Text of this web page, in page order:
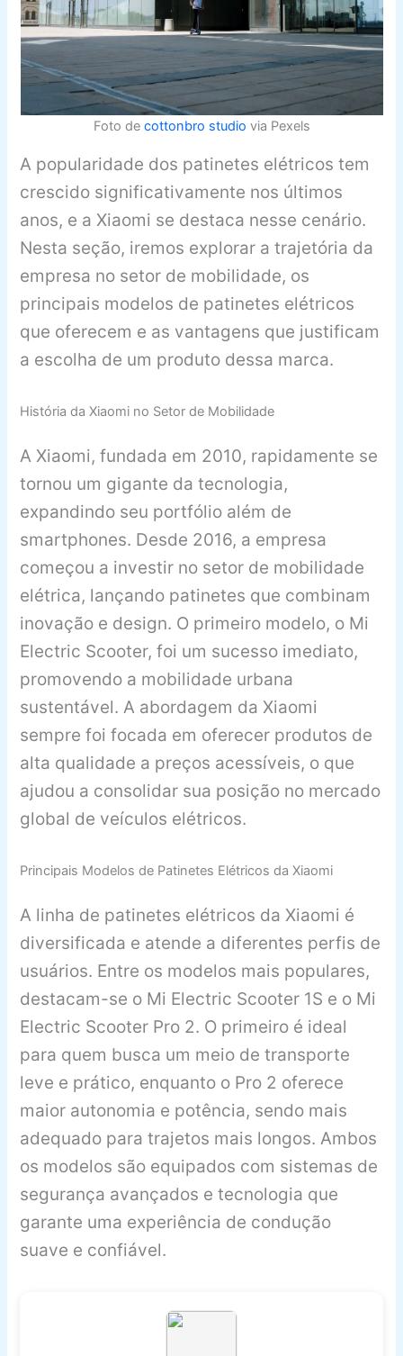
Foto de cottonbro studio via Pexels
A popularidade dos patinetes elétricos tem
crescido significativamente nos últimos
anos, e a Xiaomi se destaca nesse cenário.
Nesta seção, iremos explorar a trajetória da
empresa no setor de mobilidade, os
principais modelos de patinetes elétricos
que oferecem e as vantagens que justificam
a escolha de um produto dessa marca.
História da Xiaomi no Setor de Mobilidade
A Xiaomi, fundada em 2010, rapidamente se
tornou um gigante da tecnologia,
expandindo seu portfólio além de
smartphones. Desde 2016, a empresa
começou a investir no setor de mobilidade
elétrica, lançando patinetes que combinam
inovação e design. O primeiro modelo, o Mi
Electric Scooter, foi um sucesso imediato,
promovendo a mobilidade urbana
sustentável. A abordagem da Xiaomi
sempre foi focada em oferecer produtos de
alta qualidade a preços acessíveis, o que
ajudou a consolidar sua posição no mercado
global de veículos elétricos.
Principais Modelos de Patinetes Elétricos da Xiaomi
A linha de patinetes elétricos da Xiaomi é
diversificada e atende a diferentes perfis de
usuários. Entre os modelos mais populares,
destacam-se o Mi Electric Scooter 1S e o Mi
Electric Scooter Pro 2. O primeiro é ideal
para quem busca um meio de transporte
leve e prático, enquanto o Pro 2 oferece
maior autonomia e potência, sendo mais
adequado para trajetos mais longos. Ambos
os modelos são equipados com sistemas de
segurança avançados e tecnologia que
garante uma experiência de condução
suave e confiável.